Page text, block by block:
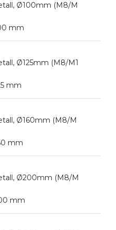
Ø100mm (M8/M
mm
Ø125mm (M8/M1
mm
Ø160mm (M8/M
mm
Ø200mm (M8/M
mm